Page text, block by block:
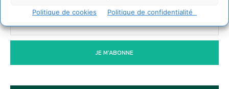
Politique de cookies Politique de confidentialité
JE M'ABONNE